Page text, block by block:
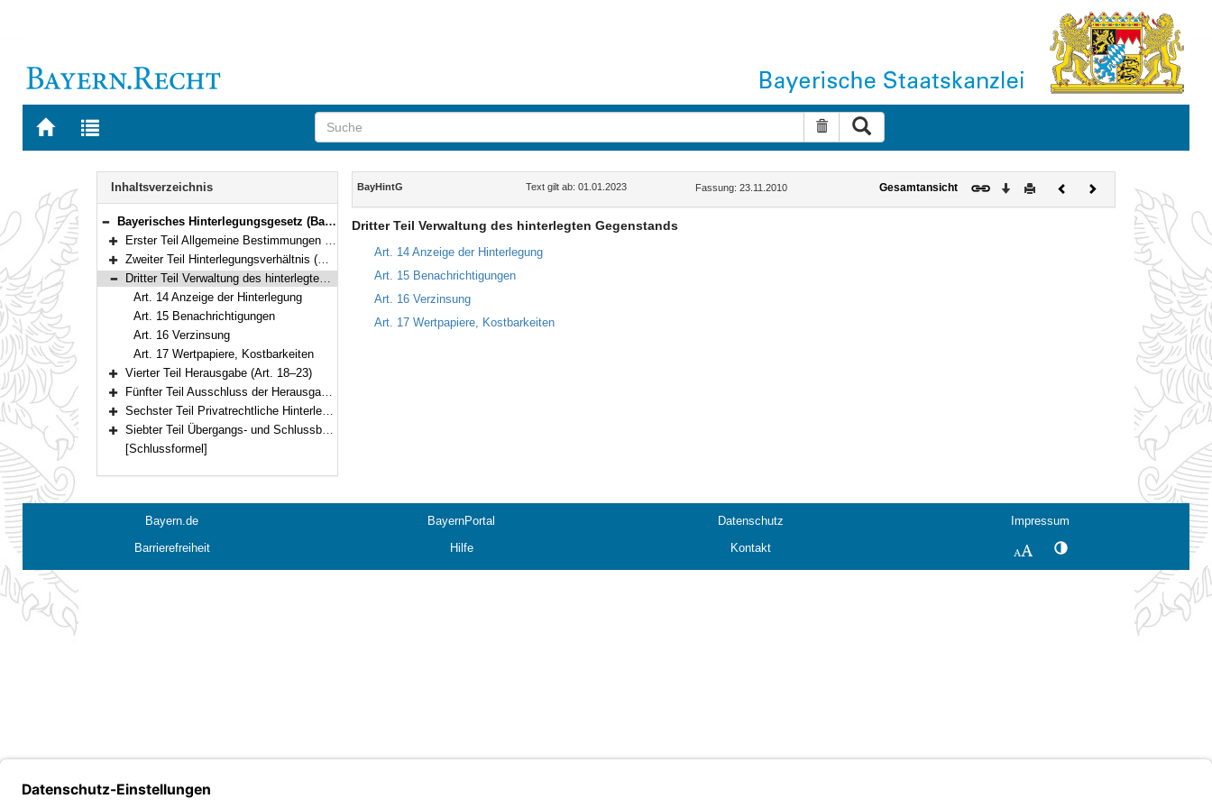
Zur
BAYERN.RECHT
Zur
letzten
Suche zurücksetzen
Navigation
Inhaltsverzeichnis
Bereich reduzieren
Bayerisches Hinterlegungsgesetz (BayHintG) Vom 23. November 2010 (GVBl. S. 738) BayRS 300-15-1-J (Art. 1–30)
Bereich erweitern
Erster Teil Allgemeine Bestimmungen (Art. 1–8)
Bereich erweitern
Zweiter Teil Hinterlegungsverhältnis (Art. 9–13)
Bereich reduzieren
Dritter Teil Verwaltung des hinterlegten Gegenstands (Art. 14–17)
Art. 14 Anzeige der Hinterlegung
Art. 15 Benachrichtigungen
Art. 16 Verzinsung
Art. 17 Wertpapiere, Kostbarkeiten
Bereich erweitern
Vierter Teil Herausgabe (Art. 18–23)
Bereich erweitern
Fünfter Teil Ausschluss der Herausgabe (Art. 24–26)
Bereich erweitern
Sechster Teil Privatrechtliche Hinterlegung (Art. 27–28)
Bereich erweitern
Siebter Teil Übergangs- und Schlussbestimmungen (Art. 29–30)
[Schlussformel]
Inhalt
BayHintG Text gilt ab: 01.01.2023 Fassung: 23.11.2010 Gesamtansicht Download
DruckenVorherigesNächstes
Dokument
Dritter Teil Verwaltung des hinterlegten Gegenstands
Art. 14 Anzeige der Hinterlegung
Art. 15 Benachrichtigungen
Art. 16 Verzinsung
Art. 17 Wertpapiere, Kostbarkeiten
Bayern.de BayernPortal Datenschutz
Impressum
Barrierefreiheit
Hilfe Kontakt SchriftgrößeKontrastwechsel